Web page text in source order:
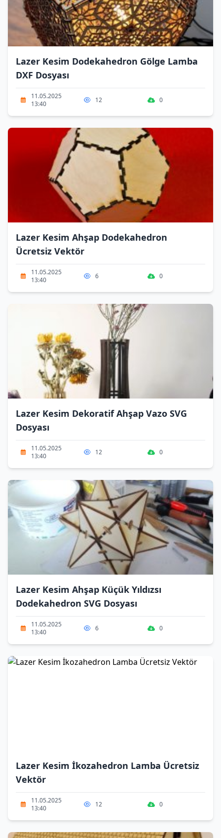
Lazer Kesim Dodekahedron Gölge Lamba
DXF Dosyası
11.05.2025
13:40
12 0
Lazer Kesim Ahşap Dodekahedron
Ücretsiz Vektör
11.05.2025
13:40
6 0
Lazer Kesim Dekoratif Ahşap Vazo SVG
Dosyası
11.05.2025
13:40
12 0
Lazer Kesim Ahşap Küçük Yıldızsı
Dodekahedron SVG Dosyası
11.05.2025
13:40
6 0
Lazer Kesim İkozahedron Lamba Ücretsiz
Vektör
11.05.2025
13:40
12 0